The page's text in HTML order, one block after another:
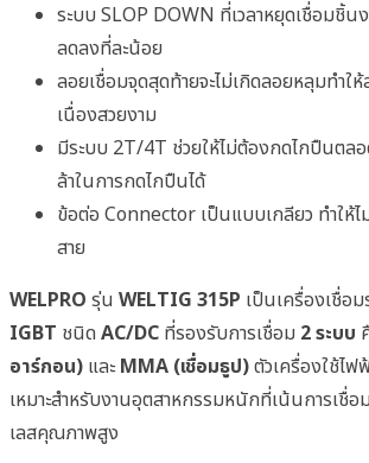
ระบบ SLOP DOWN ที่เวลาหยุดเชื่อมชิ้
ลดลงที่ละน้อย
ลอยเชื่อมจุดสุดท้ายจะไม่เกิดลอยหลุมทำใ
เนื่องสวยงาม
มีระบบ 2T/4T ช่วยให้ไม่ต้องกดไกปืนตลอ
ล้าในการกดไกปืนได้
ข้อต่อ Connector เป็นแบบเกลียว ทำให้ไ
สาย
WELPRO รุ่น WELTIG 315P เป็นเครื่องเชื่อม
IGBT ชนิด AC/DC ที่รองรับการเชื่อม 2 ระบบ
อาร์กอน) และMMA (เชื่อมธูป)ตัวเครื่องใช้ไฟ
เหมาะสำหรับงานอุตสาหกรรมหนักที่เน้นการเชื่
เลสคุณภาพสูง